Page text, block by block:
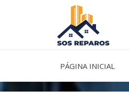
PÁGINA INICIAL